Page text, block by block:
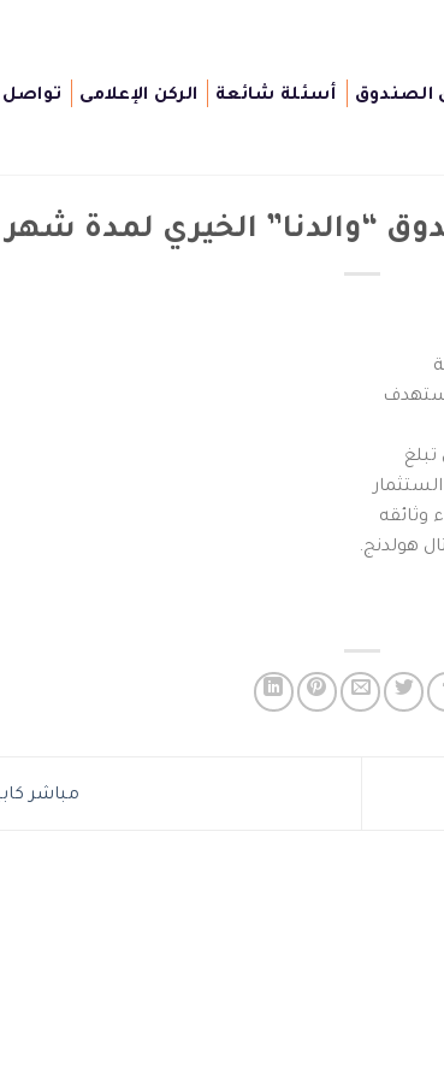
الصندوق أسئلة شائعة الركن الإعلامى تواصل
“والدنا” الخيري لمدة شهر
وثائقه
هولدنج.
مباشر